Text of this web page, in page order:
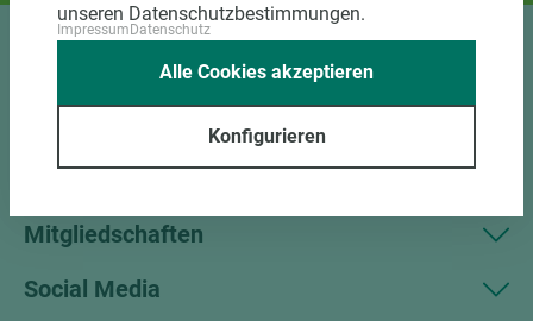
Mitgliedschaften
Social Media
unseren Datenschutzbestimmungen.
ImpressumDatenschutz
Konfigurieren
Alle Cookies akzeptieren